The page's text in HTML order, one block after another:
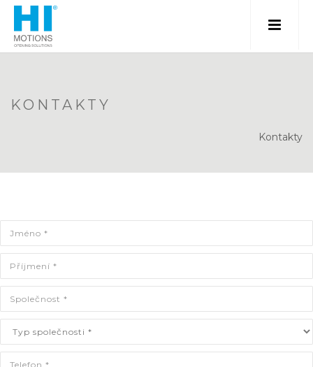
KONTAKTY
Kontakty